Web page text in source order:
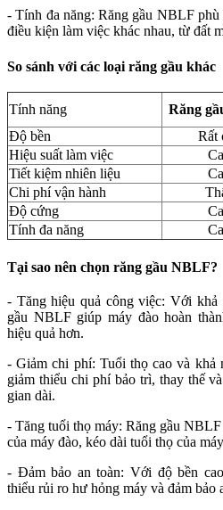
- Tính đa năng: Răng gầu NBLF
điều kiện làm việc khác nhau, từ đất
So sánh với các loại răng gầu khác
Tính năng Răng
Độ bền
Rất
Hiệu suất làm việc
Tiết kiệm nhiên liệu
Chi phí vận hành
Độ cứng
Tính đa năng
Tại sao nên chọn răng gầu NBLF?
- Tăng hiệu quả công việc: Với
gầu NBLF giúp máy đào hoàn
hiệu quả hơn.
- Giảm chi phí: Tuổi thọ cao và khả
giảm thiểu chi phí bảo trì, thay thế
gian dài.
- Tăng tuổi thọ máy: Răng gầu
của máy đào, kéo dài tuổi thọ của
- Đảm bảo an toàn: Với độ bền
thiểu rủi ro hư hỏng máy và đảm bảo